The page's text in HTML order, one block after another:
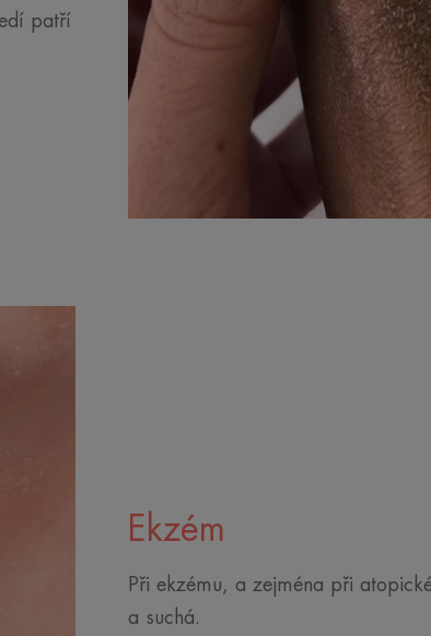
patří
Ekzém
Při ekzému, a zejména při
a suchá.